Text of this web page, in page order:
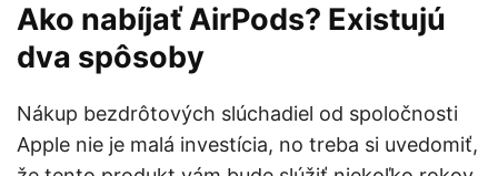
Ako nabíjať AirPods? Existujú
dva spôsoby
Nákup bezdrôtových slúchadiel od spoločnosti
Apple nie je malá investícia, no treba si uvedomiť,